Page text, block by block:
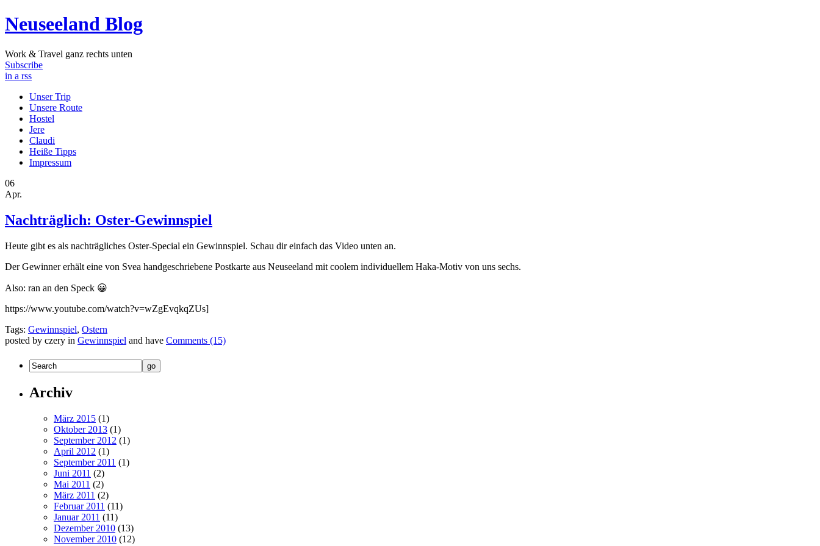
Neuseeland Blog
Work & Travel ganz rechts unten
Subscribe
in a rss
Unser Trip
Unsere Route
Hostel
Jere
Claudi
Heiße Tipps
Impressum
06
Apr.
Nachträglich: Oster-Gewinnspiel
Heute gibt es als nachträgliches Oster-Special ein Gewinnspiel. Schau dir einfach das Video unten an.
Der Gewinner erhält eine von Svea handgeschriebene Postkarte aus Neuseeland mit coolem individuellem Haka-Motiv von uns sechs.
Also: ran an den Speck 😀
https://www.youtube.com/watch?v=wZgEvqkqZUs]
Tags: Gewinnspiel, Ostern
posted by czery in Gewinnspiel and have Comments (15)
Archiv
März 2015 (1)
Oktober 2013 (1)
September 2012 (1)
April 2012 (1)
September 2011 (1)
Juni 2011 (2)
Mai 2011 (2)
März 2011 (2)
Februar 2011 (11)
Januar 2011 (11)
Dezember 2010 (13)
November 2010 (12)